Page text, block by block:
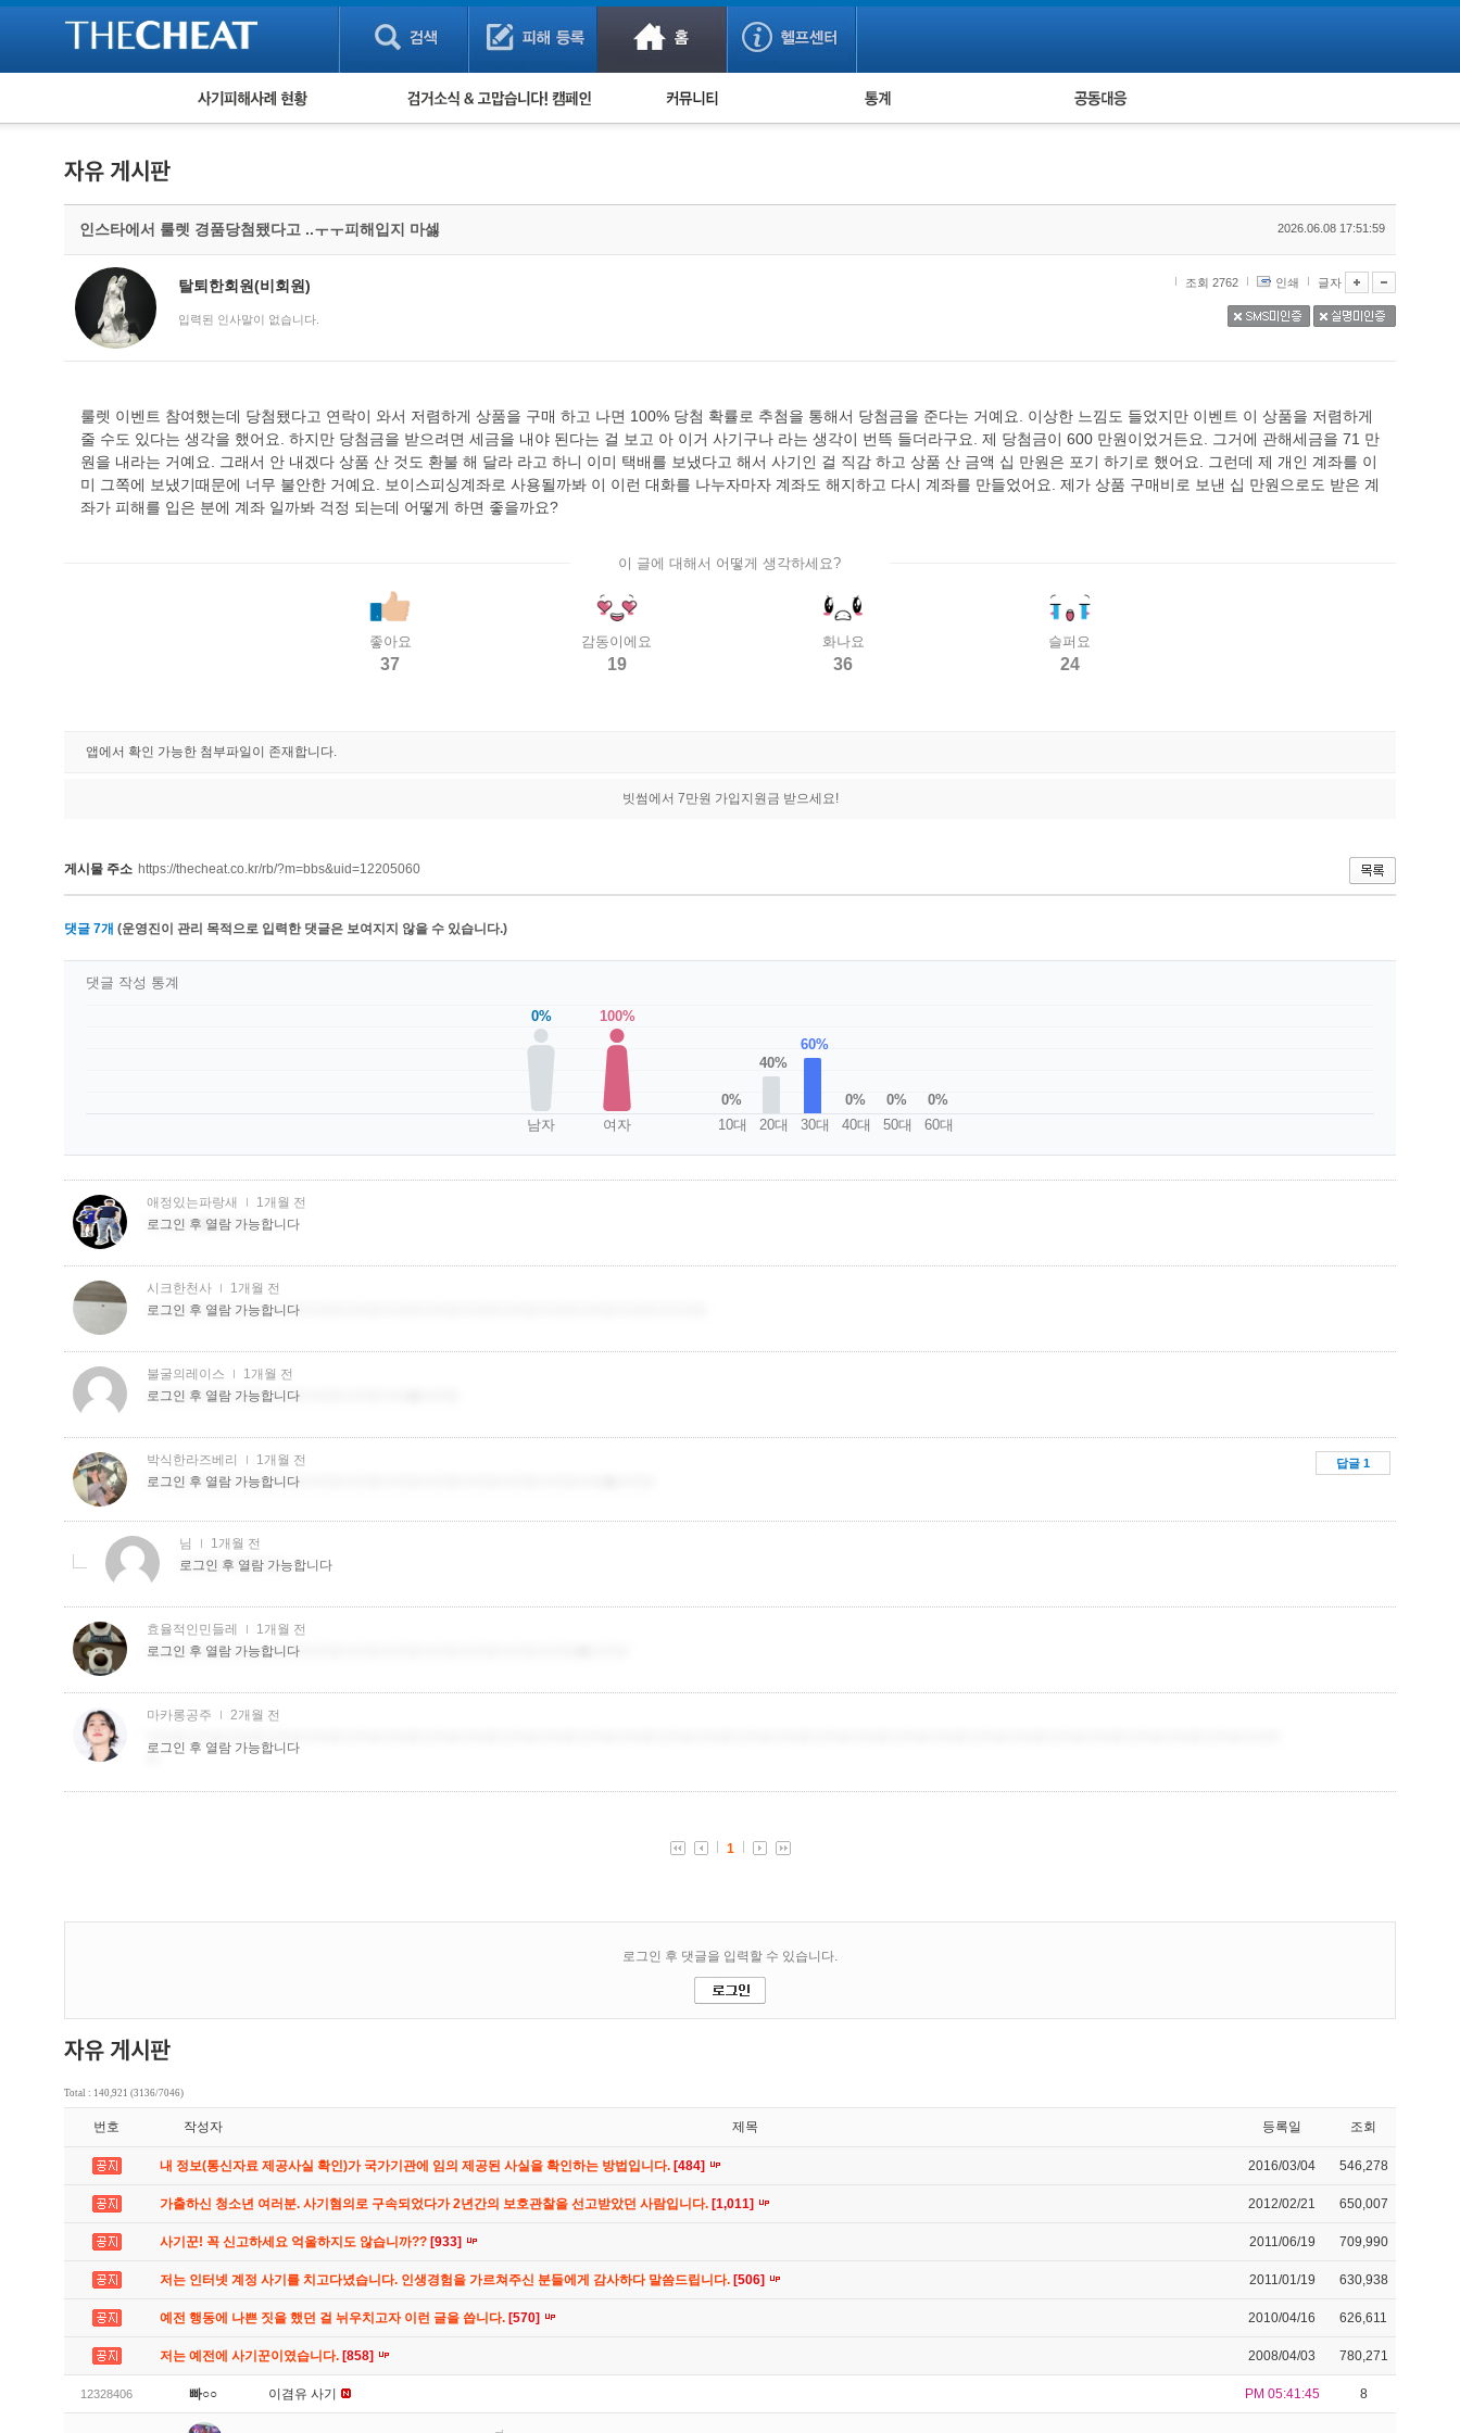
피해사례 현황
보이스피싱 피해사례
유해사이트 목록
비공개 피해사례
워킹홀리데이 피해사례
검거 소식 사기 예방했어요! 누적 피해사례 통계 피해자 공동대응
인스타에서 룰렛 경품당첨됐다고 ..ㅜㅜ피해입지 마셇 2026.06.08 17:51:59
탈퇴한회원(비회원)
입력된 인사말이 없습니다.
조회 2762 인쇄 글자
룰렛 이벤트 참여했는데 당첨됐다고 연락이 와서 저렴하게 상품을 구매 하고 나면 100% 당첨 확률로 추첨을 통해서 당첨금을 준다는 거예요. 이상한 느낌도 들었지만 이벤트 이 상품을 저렴하게
줄 수도 있다는 생각을 했어요. 하지만 당첨금을 받으려면 세금을 내야 된다는 걸 보고 아 이거 사기구나 라는 생각이 번뜩 들더라구요. 제 당첨금이 600 만원이었거든요. 그거에 관해세금을 71 만
원을 내라는 거예요. 그래서 안 내겠다 상품 산 것도 환불 해 달라 라고 하니 이미 택배를 보냈다고 해서 사기인 걸 직감 하고 상품 산 금액 십 만원은 포기 하기로 했어요. 그런데 제 개인 계좌를 이
미 그쪽에 보냈기때문에 너무 불안한 거예요. 보이스피싱계좌로 사용될까봐 이 이런 대화를 나누자마자 계좌도 해지하고 다시 계좌를 만들었어요. 제가 상품 구매비로 보낸 십 만원으로도 받은 계
좌가 피해를 입은 분에 계좌 일까봐 걱정 되는데 어떻게 하면 좋을까요?
이 글에 대해서 어떻게 생각하세요?
좋아요
37
감동이에요
19
화나요
36
슬퍼요
24
앱에서 확인 가능한 첨부파일이 존재합니다.
빗썸에서 7만원 가입지원금 받으세요!
게시물 주소 https://thecheat.co.kr/rb/?m=bbs&uid=12205060
댓글 7개 (운영진이 관리 목적으로 입력한 댓글은 보여지지 않을 수 있습니다.)
0%
남자
100%
여자
0%
10대
40%
20대
60%
30대
0%
40대
0%
50대
0%
60대
댓글 작성 통계
Total : 140,921 (3136/7046)
번호 작성자 제목 등록일 조회
내 정보(통신자료 제공사실 확인)가 국가기관에 임의 제공된 사실을 확인하는 방법입니다. [484] 2016/03/04 546,278
가출하신 청소년 여러분. 사기혐의로 구속되었다가 2년간의 보호관찰을 선고받았던 사람입니다. [1,011] 2012/02/21 650,007
사기꾼! 꼭 신고하세요 억울하지도 않습니까?? [933] 2011/06/19 709,990
저는 인터넷 계정 사기를 치고다녔습니다. 인생경험을 가르쳐주신 분들에게 감사하다 말씀드립니다. [506] 2011/01/19 630,938
예전 행동에 나쁜 짓을 했던 걸 뉘우치고자 이런 글을 씁니다. [570] 2010/04/16 626,611
저는 예전에 사기꾼이였습니다. [858] 2008/04/03 780,271
12328406 빠○○ 이겸유 사기 PM 05:41:45 8